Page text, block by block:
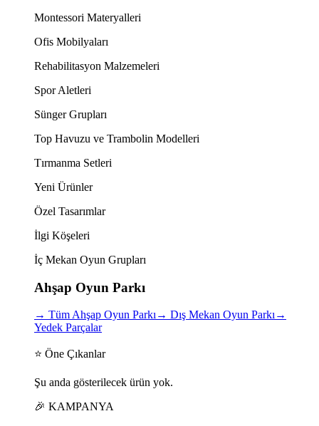
Montessori Materyalleri
Ofis Mobilyaları
Rehabilitasyon Malzemeleri
Spor Aletleri
Sünger Grupları
Top Havuzu ve Trambolin Modelleri
Tırmanma Setleri
Yeni Ürünler
Özel Tasarımlar
İlgi Köşeleri
İç Mekan Oyun Grupları
Ahşap Oyun Parkı
→ Tüm Ahşap Oyun Parkı→ Dış Mekan Oyun Parkı→
Yedek Parçalar
⭐ Öne Çıkanlar
Şu anda gösterilecek ürün yok.
🎉 KAMPANYA